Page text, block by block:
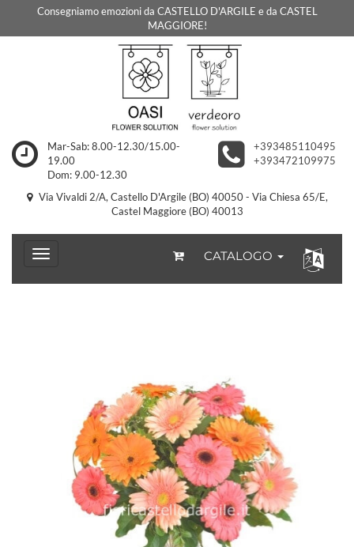
Consegniamo emozioni da CASTELLO D'ARGILE e da CASTEL
MAGGIORE!
Mar-Sab: 8.00-12.30/15.00-
19.00
Dom: 9.00-12.30
+393485110495
+393472109975
Via Vivaldi 2/A, Castello D'Argile (BO) 40050 - Via Chiesa 65/E,
Castel Maggiore (BO) 40013
CATALOGO